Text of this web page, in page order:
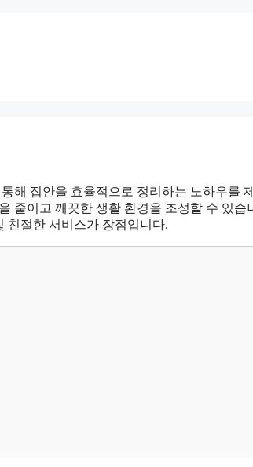
해 집안을 효율적으로 정리하는 노하우를
줄이고 깨끗한 생활 환경을 조성할 수 있습
친절한 서비스가 장점입니다.